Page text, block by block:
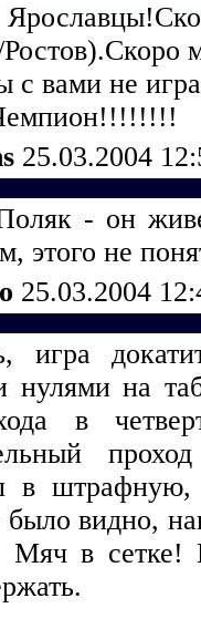
с вами не
25.03.2004
- он
этого не
25.03.2004
игра
нулями на
в
в
было видно,
Мяч в